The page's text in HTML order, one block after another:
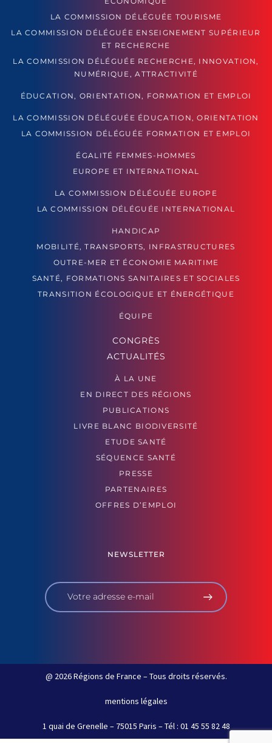
LA COMMISSION DÉLÉGUÉE TOURISME
LA COMMISSION DÉLÉGUÉE ENSEIGNEMENT SUPÉRIEUR
ET RECHERCHE
LA COMMISSION DÉLÉGUÉE RECHERCHE, INNOVATION,
NUMÉRIQUE, ATTRACTIVITÉ
ÉDUCATION, ORIENTATION, FORMATION ET EMPLOI
LA COMMISSION DÉLÉGUÉE ÉDUCATION, ORIENTATION
LA COMMISSION DÉLÉGUÉE FORMATION ET EMPLOI
ÉGALITÉ FEMMES-HOMMES
EUROPE ET INTERNATIONAL
LA COMMISSION DÉLÉGUÉE EUROPE
LA COMMISSION DÉLÉGUÉE INTERNATIONAL
HANDICAP
MOBILITÉ, TRANSPORTS, INFRASTRUCTURES
OUTRE-MER ET ÉCONOMIE MARITIME
SANTÉ, FORMATIONS SANITAIRES ET SOCIALES
TRANSITION ÉCOLOGIQUE ET ÉNERGÉTIQUE
ÉQUIPE
CONGRÈS
ACTUALITÉS
À LA UNE
EN DIRECT DES RÉGIONS
PUBLICATIONS
LIVRE BLANC BIODIVERSITÉ
ETUDE SANTÉ
SÉQUENCE SANTÉ
PRESSE
PARTENAIRES
OFFRES D’EMPLOI
NEWSLETTER
@ 2026 Régions de France – Tous droits réservés.
mentions légales
1 quai de Grenelle – 75015 Paris – Tél : 01 45 55 82 48